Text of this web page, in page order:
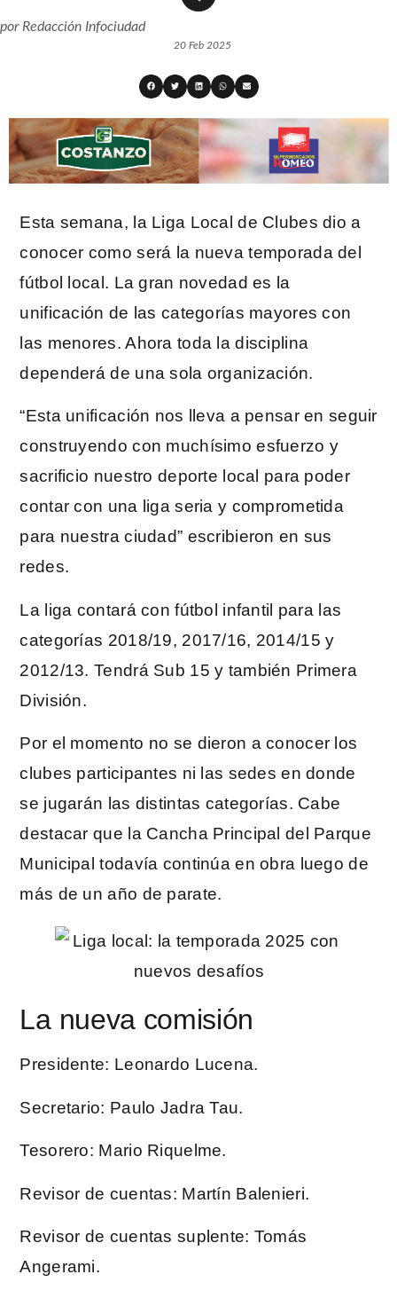
porRedacción Infociudad
20 Feb 2025
Esta semana, la Liga Local de Clubes dio a
conocer como será la nueva temporada del
fútbol local. La gran novedad es la
unificación de las categorías mayores con
las menores. Ahora toda la disciplina
dependerá de una sola organización.
“Esta unificación nos lleva a pensar en seguir
construyendo con muchísimo esfuerzo y
sacrificio nuestro deporte local para poder
contar con una liga seria y comprometida
para nuestra ciudad” escribieron en sus
redes.
La liga contará con fútbol infantil para las
categorías 2018/19, 2017/16, 2014/15 y
2012/13. Tendrá Sub 15 y también Primera
División.
Por el momento no se dieron a conocer los
clubes participantes ni las sedes en donde
se jugarán las distintas categorías. Cabe
destacar que la Cancha Principal del Parque
Municipal todavía continúa en obra luego de
más de un año de parate.
La nueva comisión
Presidente: Leonardo Lucena.
Secretario: Paulo Jadra Tau.
Tesorero: Mario Riquelme.
Revisor de cuentas: Martín Balenieri.
Revisor de cuentas suplente: Tomás
Angerami.